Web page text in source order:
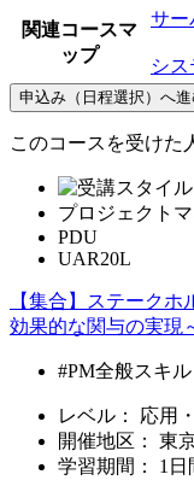
関連コースマ
ップ
サー
シ
申込み（日程選択）へ
このコースを受けた
プロジェクト
PDU
UAR20L
【集合】ステーク
効果的な関与の実現
#PM全般スキル
レベル：
応用
開催地区：
東
学習期間：
1日